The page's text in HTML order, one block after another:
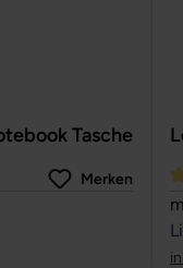
Tasche
4 von 5 Sternen
Merken